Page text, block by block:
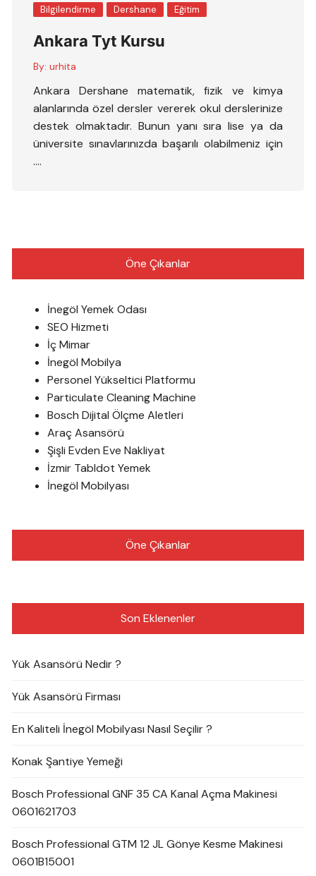
Bilgilendirme Dershane Eğitim
Ankara Tyt Kursu
By: urhita
Ankara Dershane matematik, fizik ve kimya
alanlarında özel dersler vererek okul derslerinize
destek olmaktadır. Bunun yanı sıra lise ya da
üniversite sınavlarınızda başarılı olabilmeniz için
….
Öne Çıkanlar
İnegöl Yemek Odası
SEO Hizmeti
İç Mimar
İnegöl Mobilya
Personel Yükseltici Platformu
Particulate Cleaning Machine
Bosch Dijital Ölçme Aletleri
Araç Asansörü
Şişli Evden Eve Nakliyat
İzmir Tabldot Yemek
İnegöl Mobilyası
Öne Çıkanlar
Son Eklenenler
Yük Asansörü Nedir ?
Yük Asansörü Firması
En Kaliteli İnegöl Mobilyası Nasıl Seçilir ?
Konak Şantiye Yemeği
Bosch Professional GNF 35 CA Kanal Açma Makinesi
0601621703
Bosch Professional GTM 12 JL Gönye Kesme Makinesi
0601B15001